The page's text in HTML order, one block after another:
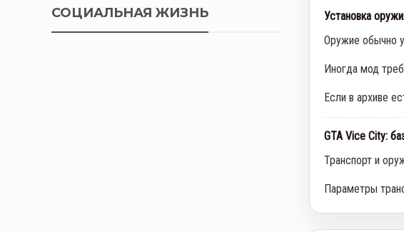
СОЦИАЛЬНАЯ ЖИЗНЬ
Установка
Оружие обычно
Иногда мод
Если в архиве
GTA Vice City:
Транспорт и
Параметры